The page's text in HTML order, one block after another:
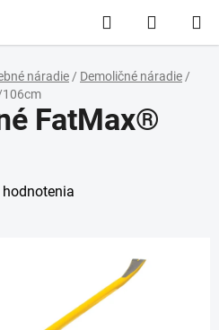
Hľadať
KOŠÍK
náradie / Demoličné náradie /
106cm
FatMax®